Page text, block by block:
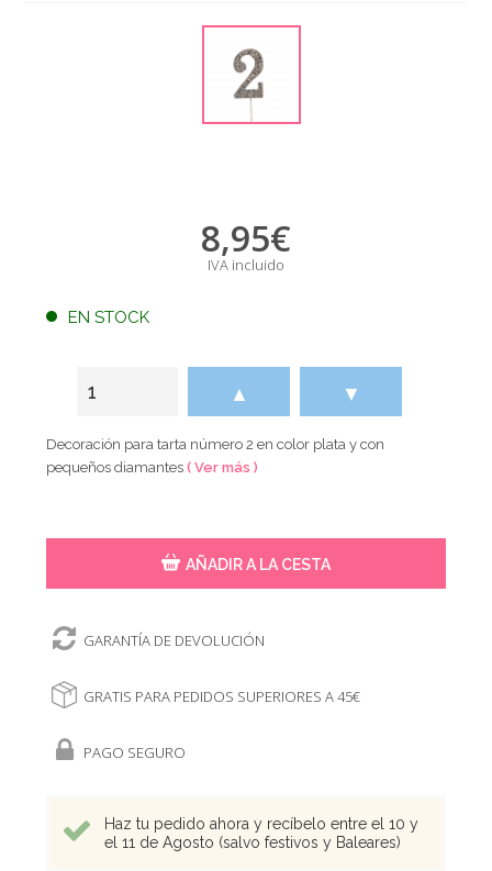
8,95€
IVA incluido
EN STOCK
▲ ▼
Decoración para tarta número 2 en color plata y con
pequeños diamantes( Ver más )
AÑADIR A LA CESTA
GARANTÍA DE DEVOLUCIÓN
GRATIS PARA PEDIDOS SUPERIORES A 45€
PAGO SEGURO
Haz tu pedido ahora y recíbelo entre el 10 y
el 11 de Agosto (salvo festivos y Baleares)